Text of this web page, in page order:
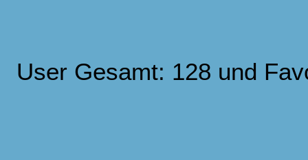
User Gesamt: 128 und